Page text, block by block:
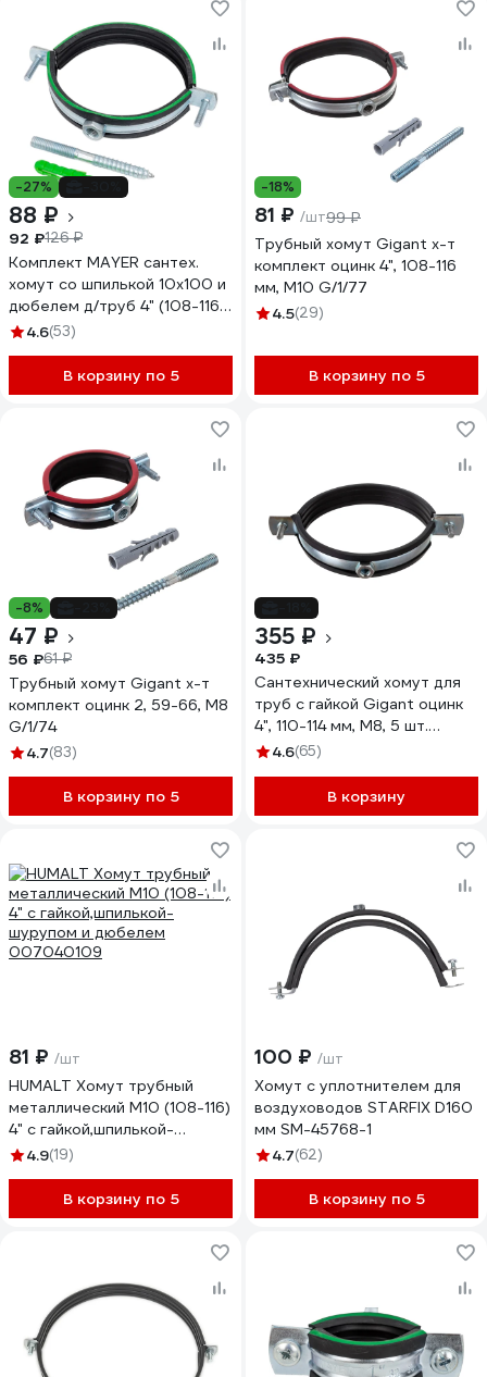
-27%
88 ₽
92 ₽126 ₽
Комплект MAYER сантех.
хомут со шпилькой 10x100 и
дюбелем д/труб 4" (108-116
мм), гайка М10 140400100
4.6(53)
В корзину по 5
-18%
81 ₽ /шт99 ₽
Трубный хомут Gigant х-т
комплект оцинк 4", 108-116
мм, М10 G/1/77
4.5(29)
В корзину по 5
-8%
47 ₽
56 ₽61 ₽
Трубный хомут Gigant х-т
комплект оцинк 2, 59-66, М8
G/1/74
4.7(83)
В корзину по 5
355 ₽
435 ₽
Сантехнический хомут для
труб с гайкой Gigant оцинк
4", 110-114 мм, М8, 5 шт.
G/1/84
4.6(65)
В корзину
81 ₽ /шт
HUMALT Хомут трубный
металлический М10 (108-116)
4" с гайкой,шпилькой-
шурупом и дюбелем
4.9(19)
В корзину по 5
100 ₽ /шт
Хомут с уплотнителем для
воздуховодов STARFIX D160
мм SM-45768-1
4.7(62)
В корзину по 5